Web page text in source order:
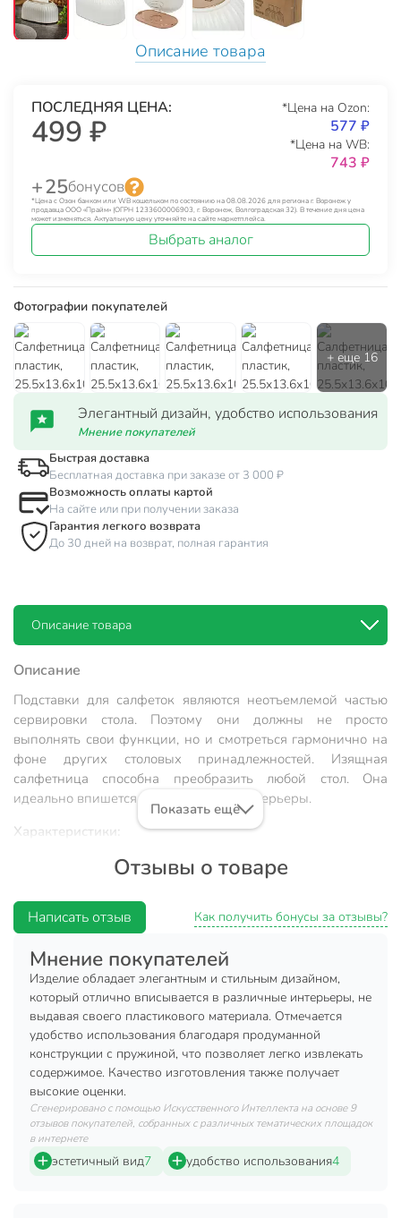
Описание товара
ПОСЛЕДНЯЯ ЦЕНА:
499 ₽
*Цена на Ozon:
577 ₽
*Цена на WB:
743 ₽
+ 25бонусов
*Цена с Озон банком или WB кошельком по состоянию на 08.08.2026 для региона г. Воронеж у
продавца ООО «Прайм» (ОГРН 1233600006903, г. Воронеж, Волгоградская 32). В течение дня цена
может изменяться. Актуальную цену уточняйте на сайте маркетплейса.
Выбрать аналог
Фотографии покупателей
Элегантный дизайн, удобство использования
Мнение покупателей
Быстрая доставка
Бесплатная доставка при заказе от 3 000 ₽
Возможность оплаты картой
На сайте или при получении заказа
Гарантия легкого возврата
До 30 дней на возврат, полная гарантия
Описание товара
Описание
Подставки для салфеток являются неотъемлемой частью
сервировки стола. Поэтому они должны не просто
выполнять свои функции, но и смотреться гармонично на
фоне других столовых принадлежностей. Изящная
салфетница способна преобразить любой стол. Она
идеально впишется в современные интерьеры.
Характеристики:
Тип: салфетница.
Цвет: белый.
Преимущества:
Салфетница имеет оптимальный размер и не будет
смотреться громоздко.
Изделие выполнено из качественного и прочного
бамбука.
Простота и удобство эксплуатации.
Красивая и изящная салфетница украсит Ваш интерьер и
поможет грамотно организовать пространство. Это не
только стильный аксессуар, но и забота о комфорте Ваших
Показать ещё
Отзывы о товаре
Написать отзыв Как получить бонусы за отзывы?
Мнение покупателей
Изделие обладает элегантным и стильным дизайном,
который отлично вписывается в различные интерьеры, не
выдавая своего пластикового материала. Отмечается
удобство использования благодаря продуманной
конструкции с пружиной, что позволяет легко извлекать
содержимое. Качество изготовления также получает
высокие оценки.
Сгенерировано с помощью Искусственного Интеллекта на основе 9
отзывов покупателей, собранных с различных тематических площадок
в интернете
эстетичный вид7 удобство использования4